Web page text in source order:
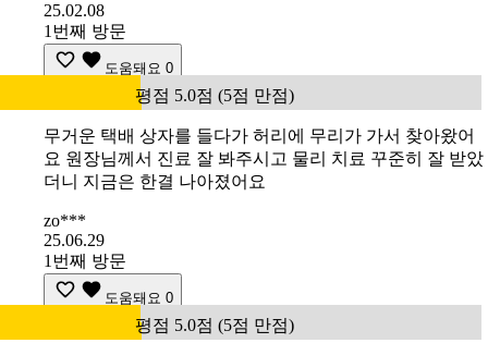
25.02.08
1번째 방문
도움돼요 0
평점 5.0점 (5점 만점)
무거운 택배 상자를 들다가 허리에 무리가 가서 찾아왔어
요 원장님께서 진료 잘 봐주시고 물리 치료 꾸준히 잘 받았
더니 지금은 한결 나아졌어요
zo***
25.06.29
1번째 방문
도움돼요 0
평점 5.0점 (5점 만점)